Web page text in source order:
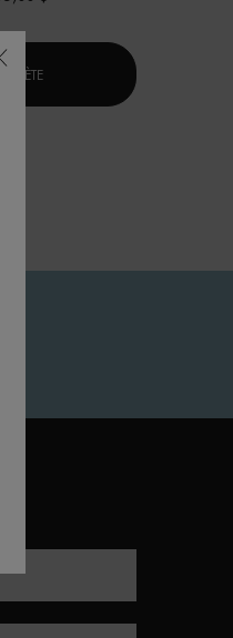
CRÈME BLUE PRO-RETINOL